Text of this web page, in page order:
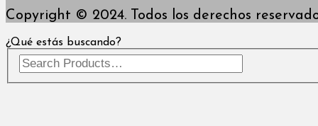
Copyright © 2024. Todos los derechos
¿Qué estás buscando?